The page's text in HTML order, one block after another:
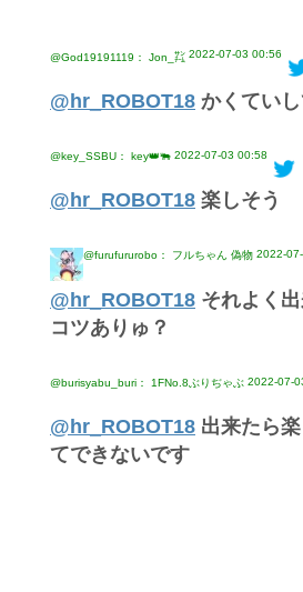
@God19191119： Jon_㌠ 2022-07-03 00:56
@hr_ROBOT18 かくてい
@key_SSBU： key👑🐃 2022-07-03 00:58
@hr_ROBOT18 楽しそう
@furufururobo： フルちゃん 偽物 2022-
@hr_ROBOT18 それよく
コツありゅ？
@burisyabu_buri： 1FNo.8ぶりぢゃぶ 2022-07-
@hr_ROBOT18 出来たら
てできないです